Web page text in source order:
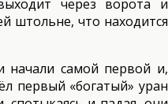
через ворота и
штольне, что находится
самой первой и,
первый «богатый» уран